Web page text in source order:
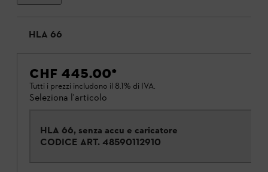
HLA 66
CHF 445.00*
Tutti i prezzi includono il 8.1% di IVA.
Seleziona l'articolo
HLA 66, senza accu e caricatore
CODICE ART. 48590112910